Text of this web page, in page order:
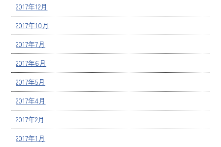
2017年12月
2017年10月
2017年7月
2017年6月
2017年5月
2017年4月
2017年2月
2017年1月